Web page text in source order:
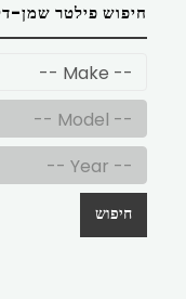
חיפוש פילטר שמן-
חיפוש